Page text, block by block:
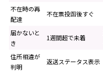
不在時の再
配達
不在票投函後すぐ
届かないと
き
1週間超で未着
住所相違が
判明
返送ステータス表示